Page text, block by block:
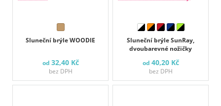
Sluneční brýle WOODIE
od 32,40 Kč
bez DPH
Sluneční brýle SunRay,
dvoubarevné nožičky
od 40,20 Kč
bez DPH